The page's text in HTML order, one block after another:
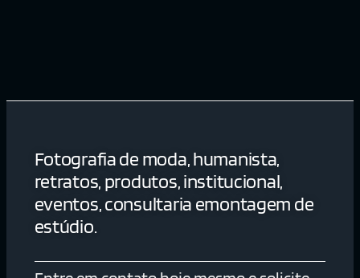
Fotografia de moda, humanista,
retratos, produtos, institucional,
eventos, consultaria emontagem de
estúdio.